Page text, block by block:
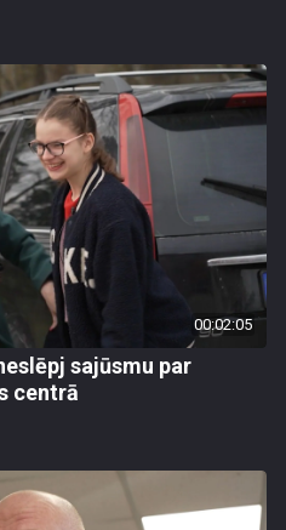
00:02:05
sajūsmu par
centrā